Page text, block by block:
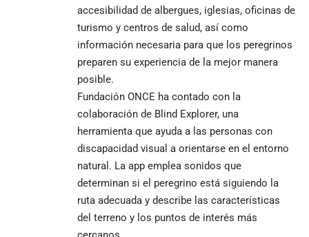
accesibilidad de albergues, iglesias, oficinas de
turismo y centros de salud, así como
información necesaria para que los peregrinos
preparen su experiencia de la mejor manera
posible.
Fundación ONCE ha contado con la
colaboración de Blind Explorer, una
herramienta que ayuda a las personas con
discapacidad visual a orientarse en el entorno
natural. La app emplea sonidos que
determinan si el peregrino está siguiendo la
ruta adecuada y describe las características
del terreno y los puntos de interés más